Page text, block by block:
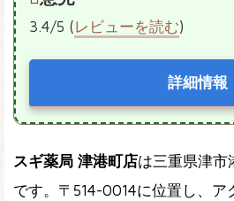
3.4/5 (レビューを読む)
詳細情報
スギ薬局 津港町店は三重県津市
です。〒514-0014に位置し、ア